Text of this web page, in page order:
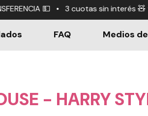
sin interés 🧸 💳 • ¡Envío
FAQ Medios
- HARRY